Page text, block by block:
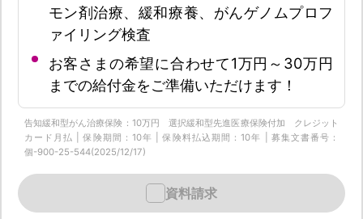
モン剤治療、緩和療養、がんゲノムプロフ
ァイリング検査
お客さまの希望に合わせて1万円～30万円
までの給付金をご準備いただけます！
告知緩和型がん治療保険：10万円 選択緩和型先進医療保険付加 クレジット
カード月払 | 保険期間：10年 | 保険料払込期間：10年 | 募集文書番号：
個-900-25-544(2025/12/17)
資料請求